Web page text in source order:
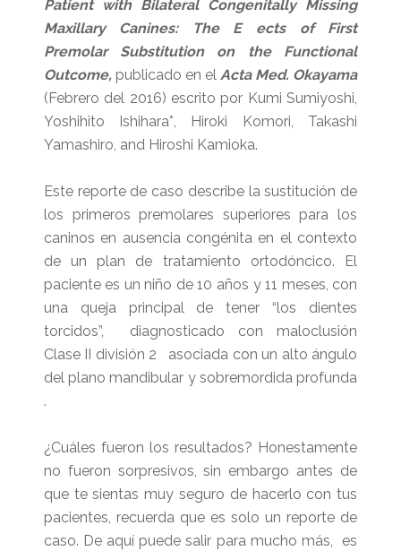
Patient with Bilateral Congenitally Missing
Maxillary Canines: The E ects of First
Premolar Substitution on the Functional
Outcome,publicado en elActa Med. Okayama
(Febrero del 2016) escrito por Kumi Sumiyoshi,
Yoshihito Ishihara*, Hiroki Komori, Takashi
Yamashiro, and Hiroshi Kamioka.
Este reporte de caso describe la sustitución de
los primeros premolares superiores para los
caninos en ausencia congénita en el contexto
de un plan de tratamiento ortodóncico. El
paciente es un niño de 10 años y 11 meses, con
una queja principal de tener “los dientes
torcidos”, diagnosticado con maloclusión
Clase II división 2 asociada con un alto ángulo
del plano mandibular y sobremordida profunda
.
¿Cuáles fueron los resultados? Honestamente
no fueron sorpresivos, sin embargo antes de
que te sientas muy seguro de hacerlo con tus
pacientes, recuerda que es solo un reporte de
caso. De aquí puede salir para mucho más, es